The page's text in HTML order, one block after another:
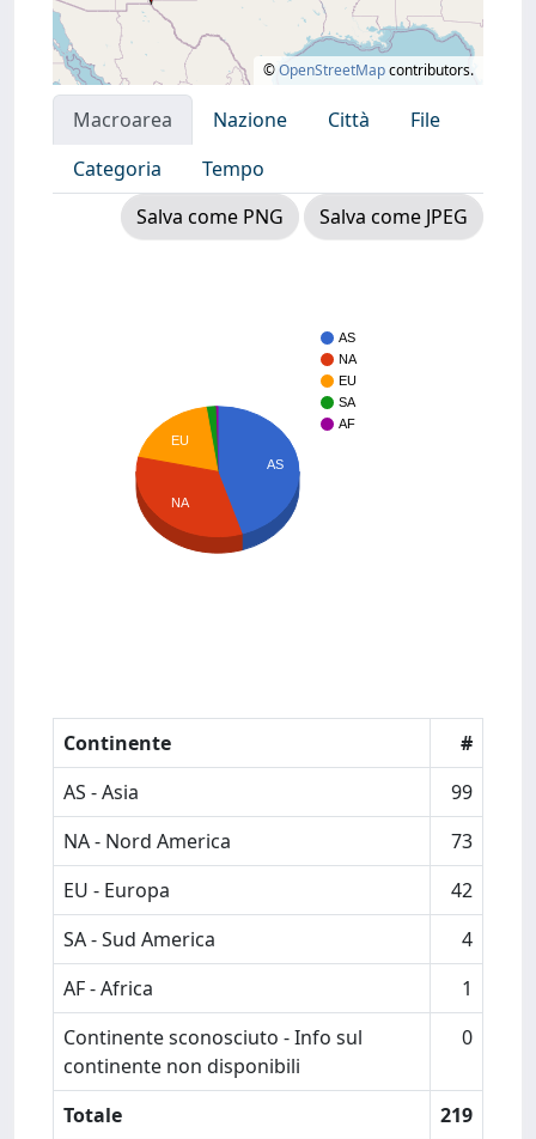
©OpenStreetMapcontributors.
Macroarea Nazione Città
File
Categoria
Tempo
Salva come PNG
Salva come JPEG
AS
NA
EU
SA
AF
AS
EU
NA
Continente
#
AS - Asia
99
NA - Nord America
73
EU - Europa
42
SA - Sud America
4
AF - Africa
1
Continente sconosciuto - Info sul
continente non disponibili
0
Totale 219